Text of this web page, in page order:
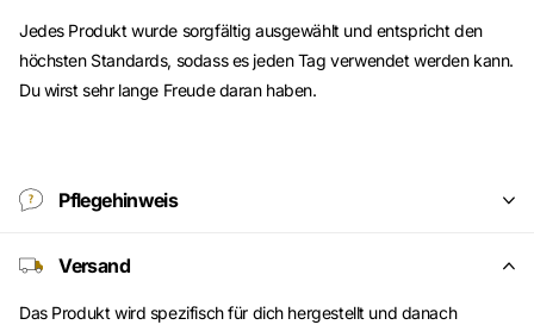
Jedes Produkt wurde sorgfältig ausgewählt und entspricht den
höchsten Standards, sodass es jeden Tag verwendet werden kann.
Du wirst sehr lange Freude daran haben.
Pflegehinweis
Versand
Das Produkt wird spezifisch für dich hergestellt und danach